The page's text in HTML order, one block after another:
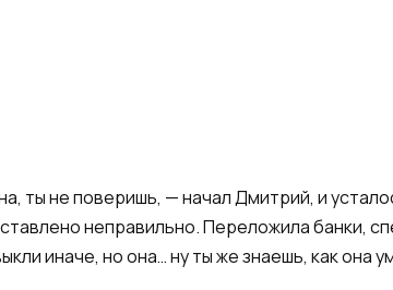
ты не поверишь, — начал Дмитрий, и
неправильно. Переложила банки,
иначе, но она… ну ты же знаешь, как она